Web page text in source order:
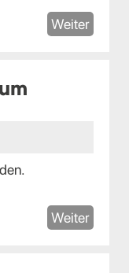
Weiter
Weiter